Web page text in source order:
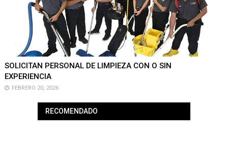
SOLICITAN PERSONAL DE LIMPIEZA CON O SIN
EXPERIENCIA
FEBRERO 20, 2026
RECOMENDADO